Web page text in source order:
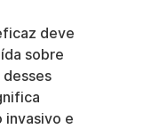
deve
sobre
invasivo e